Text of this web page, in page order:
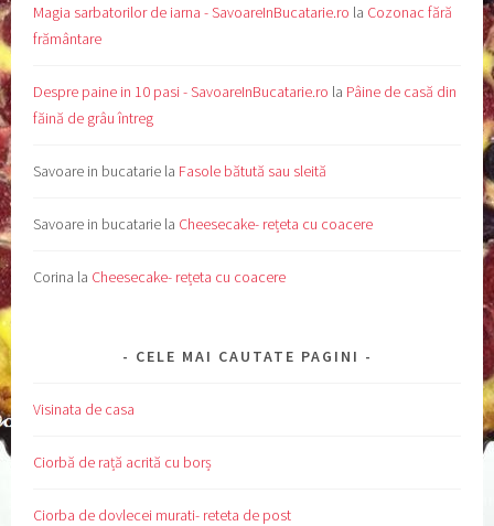
Magia sarbatorilor de iarna - SavoareInBucatarie.ro la Cozonac fără
frământare
Despre paine in 10 pasi - SavoareInBucatarie.ro la Pâine de casă din
făină de grâu întreg
Savoare in bucatarie la Fasole bătută sau sleită
Savoare in bucatarie la Cheesecake- rețeta cu coacere
Corina la Cheesecake- rețeta cu coacere
CELE MAI CAUTATE PAGINI
Visinata de casa
Ciorbă de rață acrită cu borș
Ciorba de dovlecei murati- reteta de post